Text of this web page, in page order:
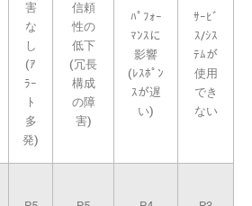
害
な
し
(ｱ
ﾗｰ
ﾄ
多
発)
信頼
性の
低下
(冗長
構成
の障
害)
ﾊﾟﾌｫｰ
ﾏﾝｽに
影響
(ﾚｽﾎﾟﾝ
ｽが遅
い)
ｻｰﾋﾞ
ｽ/ｼｽ
ﾃﾑが
使用
でき
ない